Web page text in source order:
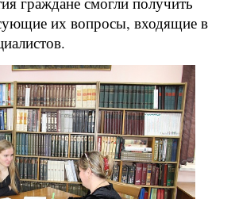
их вопросы, входящие в